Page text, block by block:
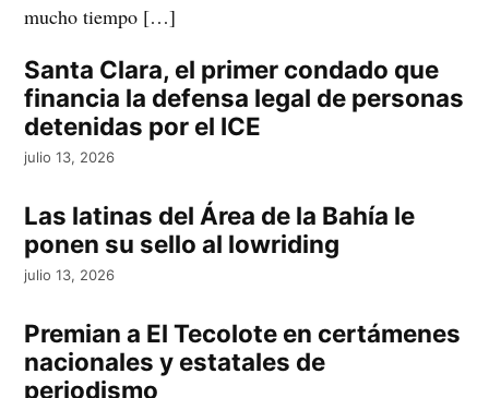
mucho tiempo […]
Santa Clara, el primer condado que
financia la defensa legal de personas
detenidas por el ICE
julio 13, 2026
Las latinas del Área de la Bahía le
ponen su sello al lowriding
julio 13, 2026
Premian a El Tecolote en certámenes
nacionales y estatales de
periodismo